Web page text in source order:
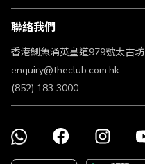
條款及細則
不歧視及不騷擾聲明
認可牌照及通告
聯絡我們
香港鰂魚涌英皇道979號太古
enquiry@theclub.com.hk
(852) 183 3000